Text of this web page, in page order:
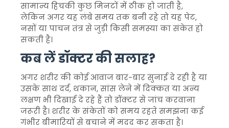
सामान्य हिचकी कुछ मिनटों में ठीक हो जाती है,
लेकिन अगर यह लंबे समय तक बनी रहे तो यह पेट,
नसों या पाचन तंत्र से जुड़ी किसी समस्या का संकेत हो
सकती है।
कब लें डॉक्टर की सलाह?
अगर शरीर की कोई आवाज बार-बार सुनाई दे रही है या
उसके साथ दर्द, थकान, सांस लेने में दिक्कत या अन्य
लक्षण भी दिखाई दे रहे हैं तो डॉक्टर से जांच करवाना
जरूरी है। शरीर के संकेतों को समय रहते समझना कई
गंभीर बीमारियों से बचाने में मदद कर सकता है।